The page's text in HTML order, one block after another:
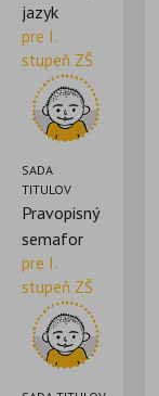
jazyk
pre I.
stupeň ZŠ
SADA
TITULOV
Pravopisný
semafor
pre I.
stupeň ZŠ